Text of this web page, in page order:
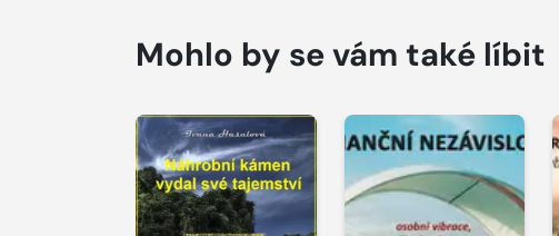
Mohlo by se vám také líbit